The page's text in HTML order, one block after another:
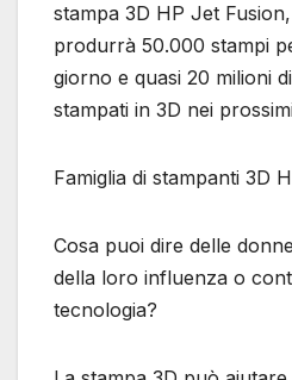
stampa 3D HP Jet
produrrà 50.000 stampi
giorno e quasi 20 milioni
stampati in 3D nei
Famiglia di stampanti 3D
Cosa puoi dire delle
della loro influenza o
tecnologia?